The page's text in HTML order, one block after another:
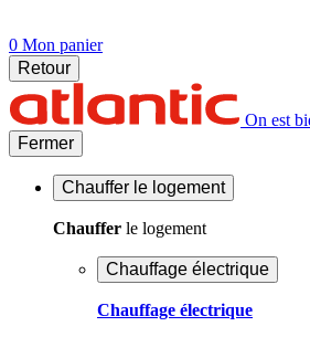
0 Mon panier
Retour
On est
Fermer
Chauffer le logement
Chauffer le logement
Chauffage électrique
Chauffage électrique